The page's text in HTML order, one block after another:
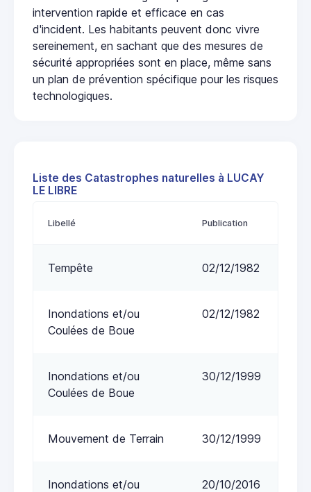
intervention rapide et efficace en cas
d'incident. Les habitants peuvent donc vivre
sereinement, en sachant que des mesures de
sécurité appropriées sont en place, même sans
un plan de prévention spécifique pour les risques
technologiques.
Liste des Catastrophes naturelles à LUCAY
LE LIBRE
Libellé Publication
Tempête 02/12/1982
Inondations et/ou
Coulées de Boue
02/12/1982
Inondations et/ou
Coulées de Boue
30/12/1999
Mouvement de Terrain 30/12/1999
Inondations et/ou
20/10/2016